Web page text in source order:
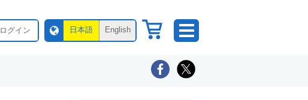
ログイン 日本語 English